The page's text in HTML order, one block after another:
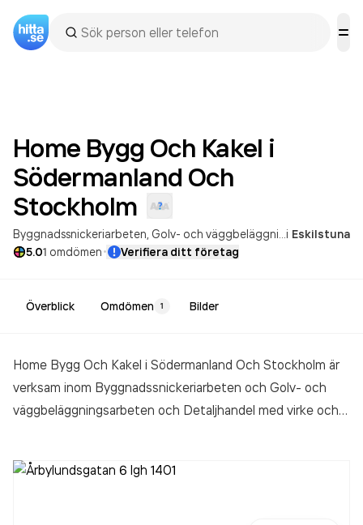
Home Bygg Och Kakel i
Södermanland Och
Stockholm
Byggnadssnickeriarbeten Golv- och väggbeläggningsarbeten i Eskilstuna
5.01 omdömen· Verifiera ditt företag
Överblick Omdömen 1 Bilder
Home Bygg Och Kakel i Södermanland Och Stockholm är
verksam inom Byggnadssnickeriarbeten och Golv- och
väggbeläggningsarbeten och Detaljhandel med virke och